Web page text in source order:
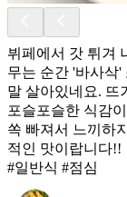
뷔페에서 갓 튀겨
무는 순간 '바사삭'
말 살아있네요. 뜨
포슬포슬한 식감
쏙 빠져서 느끼하
적인 맛이랍니다!!
#일반식 #점심